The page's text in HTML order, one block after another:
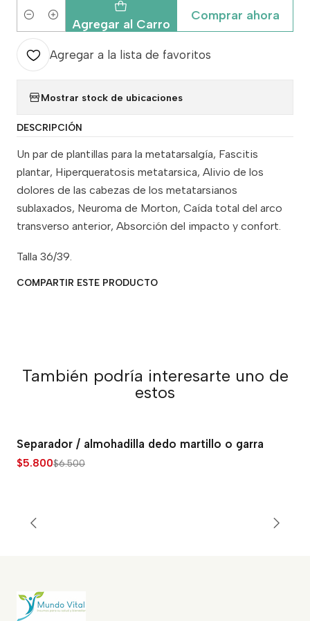
Cantidad Agregar al Carro
Comprar ahora
Agregar a la lista de favoritos
Mostrar stock de ubicaciones
DESCRIPCIÓN
Un par de plantillas para la metatarsalgía, Fascitis
plantar, Hiperqueratosis metatarsica, Alivio de los
dolores de las cabezas de los metatarsianos
sublaxados, Neuroma de Morton, Caída total del arco
transverso anterior, Absorción del impacto y confort.
Talla 36/39.
COMPARTIR ESTE PRODUCTO
También podría interesarte uno de
estos
-11% OFF
Separador / almohadilla dedo martillo o garra
$5.800$6.500